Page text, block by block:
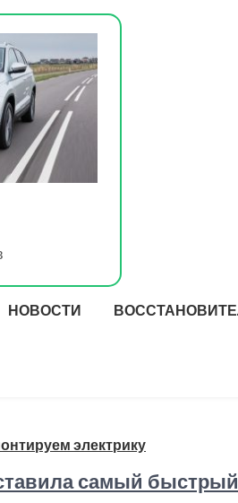
НОВОСТИ
электрику
самый